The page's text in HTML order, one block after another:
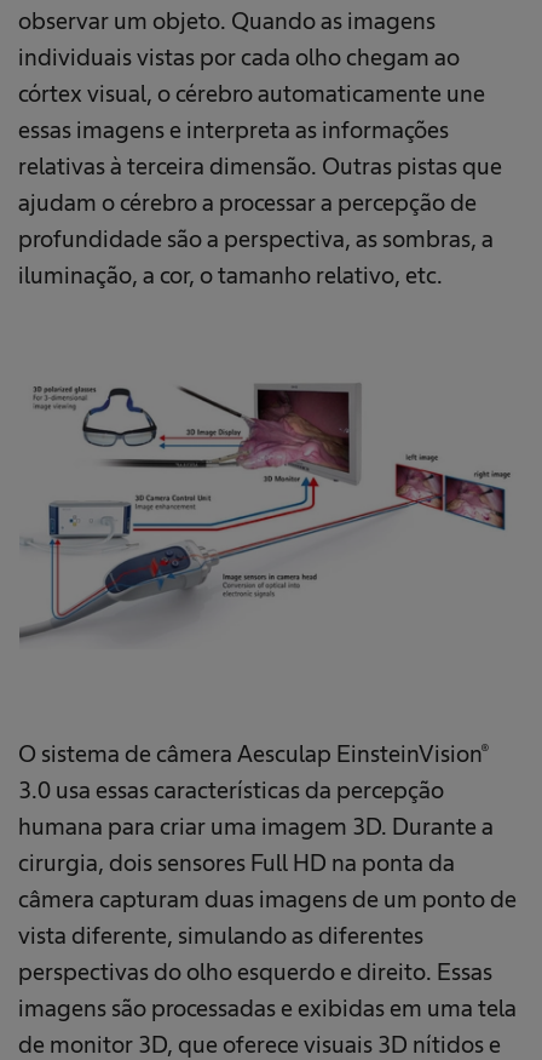
observar um objeto. Quando as imagens
individuais vistas por cada olho chegam ao
córtex visual, o cérebro automaticamente une
essas imagens e interpreta as informações
relativas à terceira dimensão. Outras pistas que
ajudam o cérebro a processar a percepção de
profundidade são a perspectiva, as sombras, a
iluminação, a cor, o tamanho relativo, etc.
O sistema de câmera Aesculap EinsteinVision®
3.0 usa essas características da percepção
humana para criar uma imagem 3D. Durante a
cirurgia, dois sensores Full HD na ponta da
câmera capturam duas imagens de um ponto de
vista diferente, simulando as diferentes
perspectivas do olho esquerdo e direito. Essas
imagens são processadas e exibidas em uma tela
de monitor 3D, que oferece visuais 3D nítidos e